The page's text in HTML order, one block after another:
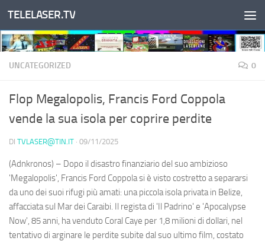
Salta al contenuto
TELELASER.TV
UNCATEGORIZED 0
Flop Megalopolis, Francis Ford Coppola
vende la sua isola per coprire perdite
DI TVLASER@TIN.IT · 09/11/2025
(Adnkronos) – Dopo il disastro finanziario del suo ambizioso
'Megalopolis', Francis Ford Coppola si è visto costretto a separarsi
da uno dei suoi rifugi più amati: una piccola isola privata in Belize,
affacciata sul Mar dei Caraibi. Il regista di 'Il Padrino' e 'Apocalypse
Now', 85 anni, ha venduto Coral Caye per 1,8 milioni di dollari, nel
tentativo di arginare le perdite subite dal suo ultimo film, costato